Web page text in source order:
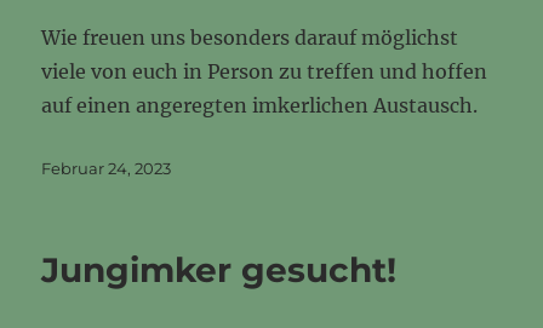
Wie freuen uns besonders darauf möglichst
viele von euch in Person zu treffen und hoffen
auf einen angeregten imkerlichen Austausch.
Veröffentlicht
Februar 24, 2023
Jungimker gesucht!